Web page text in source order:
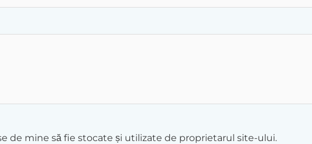
de mine să fie stocate și utilizate de proprietarul site-ului.